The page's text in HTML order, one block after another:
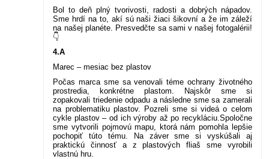
Bol to deň plný tvorivosti, radosti a dobrých nápadov.
Sme hrdí na to, akí sú naši žiaci šikovní a že im záleží
na našej planéte. Presvedčte sa sami v našej fotogalérii!
👇
4.A
Marec – mesiac bez plastov
Počas marca sme sa venovali téme ochrany životného
prostredia, konkrétne plastom. Najskôr sme si
zopakovali triedenie odpadu a následne sme sa zamerali
na problematiku plastov. Pozreli sme si videá o celom
cykle plastov – od ich výroby až po recykláciu. Spoločne
sme vytvorili pojmovú mapu, ktorá nám pomohla lepšie
pochopiť túto tému. Na záver sme si vyskúšali aj
praktickú činnosť a z plastových fliaš sme vyrobili
vlastnú hru.